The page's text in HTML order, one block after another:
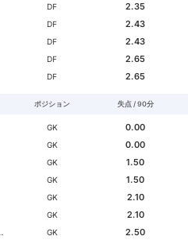
DF
2.35
DF
2.43
DF
2.43
DF
2.65
DF 2.65
ポジション 失点 / 90分
GK
0.00
GK
0.00
GK
1.50
GK
1.50
GK
2.10
GK
2.10
GK
2.50